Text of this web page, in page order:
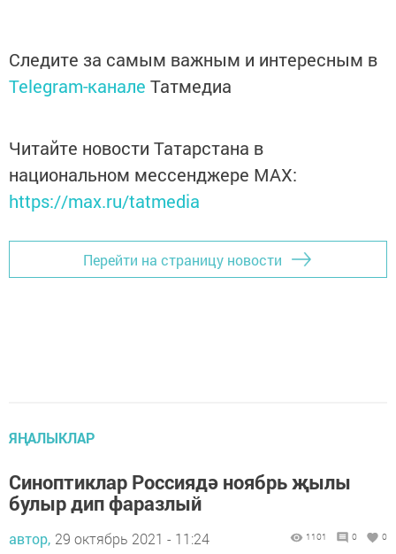
Следите за самым важным и интересным в
Telegram-канале Татмедиа
Читайте новости Татарстана в
национальном мессенджере MАХ:
https://max.ru/tatmedia
Перейти на страницу новости
ЯҢАЛЫКЛАР
Синоптиклар Россиядә ноябрь җылы
булыр дип фаразлый
автор, 29 октябрь 2021 - 11:24 1101 0 0